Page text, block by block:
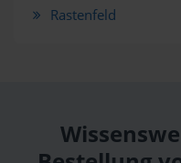
Rastenfeld